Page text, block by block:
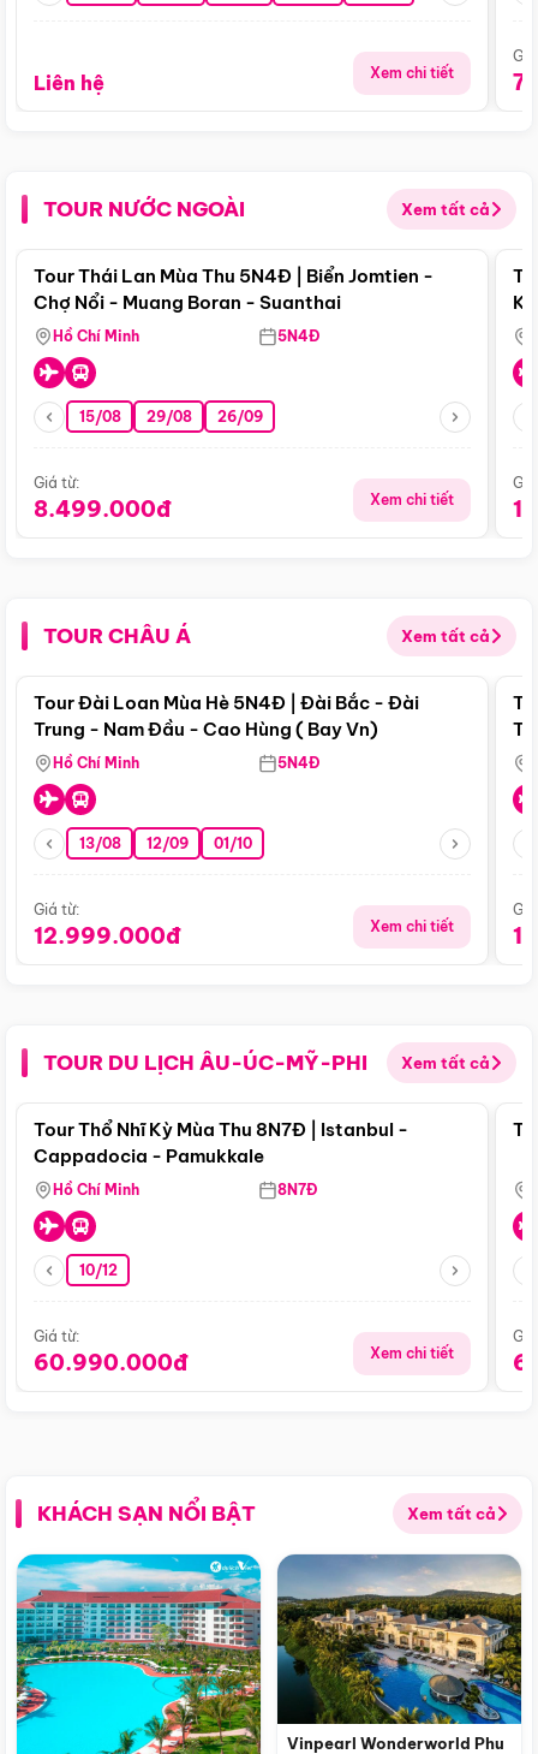
Liên hệ Xem chi tiết
TOUR NƯỚC NGOÀI Xem tất cả
Điểm nổi bật
Tour Thái Lan Mùa Thu 5N4Đ | Biển Jomtien -
Chợ Nổi - Muang Boran - Suanthai
Hồ Chí Minh 5N4Đ
15/08 29/08 26/09
Giá từ:
8.499.000đ Xem chi tiết
TOUR CHÂU Á Xem tất cả
Điểm nổi bật
Tour Đài Loan Mùa Hè 5N4Đ | Đài Bắc - Đài
Trung - Nam Đầu - Cao Hùng ( Bay Vn)
Hồ Chí Minh 5N4Đ
13/08 12/09 01/10
Giá từ:
12.999.000đ Xem chi tiết
TOUR DU LỊCH ÂU-ÚC-MỸ-PHI Xem tất cả
Điểm nổi bật
Tour Thổ Nhĩ Kỳ Mùa Thu 8N7Đ | Istanbul -
Cappadocia - Pamukkale
Hồ Chí Minh 8N7Đ
10/12
Giá từ:
60.990.000đ Xem chi tiết
KHÁCH SẠN NỔI BẬT Xem tất cả
Vinpearl Wonderworld Phu